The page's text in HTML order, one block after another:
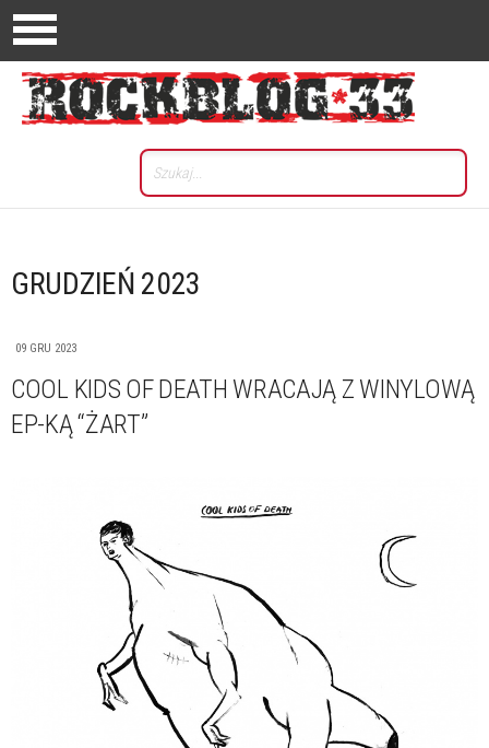
GRUDZIEŃ 2023
09 GRU 2023
COOL KIDS OF DEATH WRACAJĄ Z WINYLOWĄ
EP-KĄ “ŻART”